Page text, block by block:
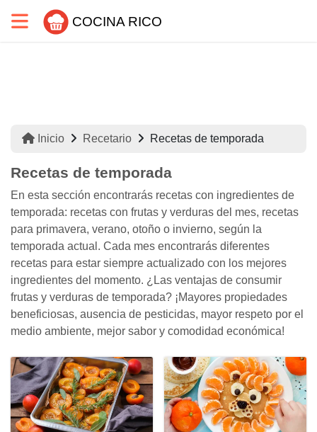
COCINA RICO
Inicio Recetario Recetas de temporada
Recetas de temporada
En esta sección encontrarás recetas con ingredientes de
temporada: recetas con frutas y verduras del mes, recetas
para primavera, verano, otoño o invierno, según la
temporada actual. Cada mes encontrarás diferentes
recetas para estar siempre actualizado con los mejores
ingredientes del momento. ¿Las ventajas de consumir
frutas y verduras de temporada? ¡Mayores propiedades
beneficiosas, ausencia de pesticidas, mayor respeto por el
medio ambiente, mejor sabor y comodidad económica!